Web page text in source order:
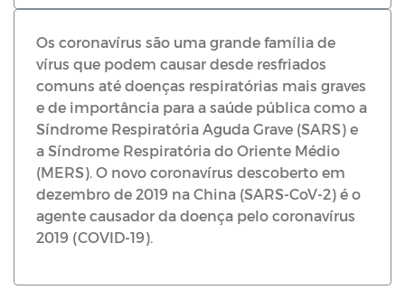
Os coronavírus são uma grande família de
vírus que podem causar desde resfriados
comuns até doenças respiratórias mais graves
e de importância para a saúde pública como a
Síndrome Respiratória Aguda Grave (SARS) e
a Síndrome Respiratória do Oriente Médio
(MERS). O novo coronavírus descoberto em
dezembro de 2019 na China (SARS-CoV-2) é o
agente causador da doença pelo coronavírus
2019 (COVID-19).